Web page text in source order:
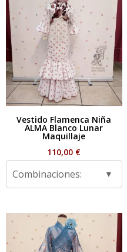
Vestido Flamenca Niña
ALMA Blanco Lunar
Maquillaje
110,00 €
Combinaciones: